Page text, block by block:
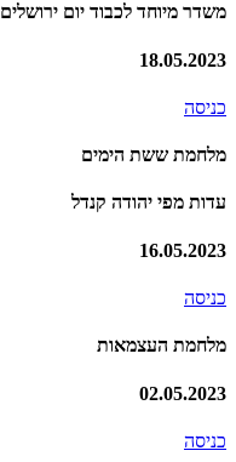
משדר מיוחד לכבוד יום ירושלים
18.05.2023
כניסה
מלחמת ששת הימים
עדות מפי יהודה קנדל
16.05.2023
כניסה
מלחמת העצמאות
02.05.2023
כניסה